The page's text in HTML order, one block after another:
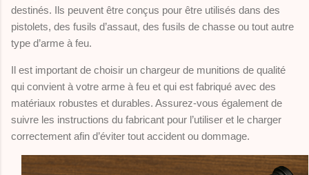
destinés. Ils peuvent être conçus pour être utilisés dans des
pistolets, des fusils d’assaut, des fusils de chasse ou tout autre
type d’arme à feu.
Il est important de choisir un chargeur de munitions de qualité
qui convient à votre arme à feu et qui est fabriqué avec des
matériaux robustes et durables. Assurez-vous également de
suivre les instructions du fabricant pour l’utiliser et le charger
correctement afin d’éviter tout accident ou dommage.